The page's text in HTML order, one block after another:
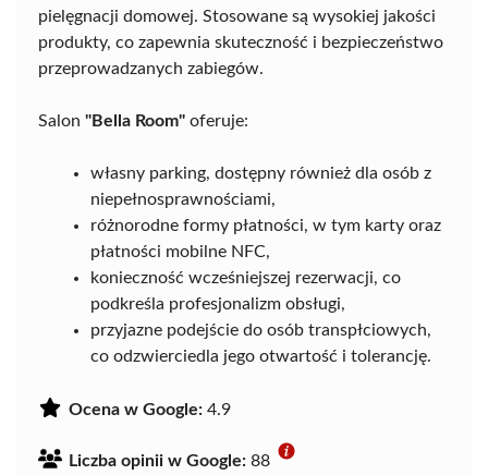
pielęgnacji domowej. Stosowane są wysokiej jakości
produkty, co zapewnia skuteczność i bezpieczeństwo
przeprowadzanych zabiegów.
Salon "Bella Room" oferuje:
własny parking, dostępny również dla osób z
niepełnosprawnościami,
różnorodne formy płatności, w tym karty oraz
płatności mobilne NFC,
konieczność wcześniejszej rezerwacji, co
podkreśla profesjonalizm obsługi,
przyjazne podejście do osób transpłciowych,
co odzwierciedla jego otwartość i tolerancję.
Ocena w Google: 4.9
Liczba opinii w Google: 88